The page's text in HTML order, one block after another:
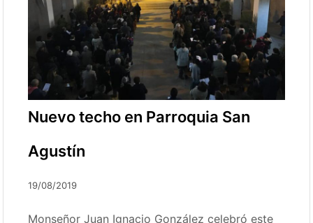
Nuevo techo en Parroquia San
Agustín
19/08/2019
Monseñor Juan Ignacio González celebró este